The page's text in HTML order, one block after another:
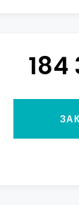
184